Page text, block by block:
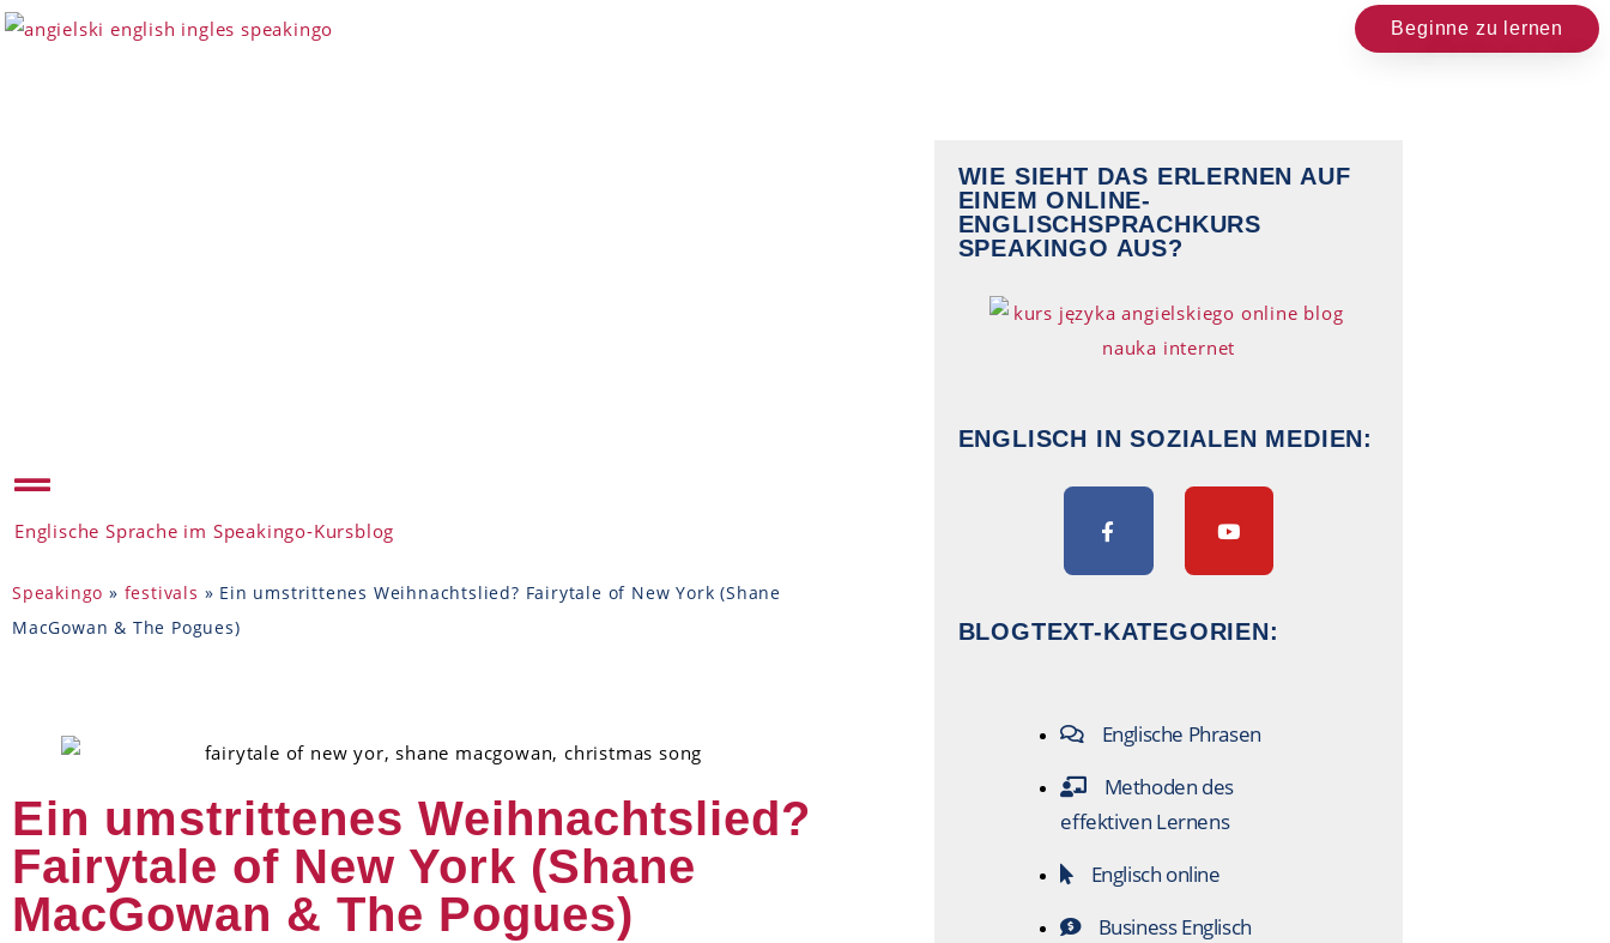
Beginne zu lernen
Englische Sprache im Speakingo-Kursblog
Speakingo » festivals » Ein umstrittenes Weihnachtslied? Fairytale of New York (Shane
MacGowan & The Pogues)
Ein umstrittenes Weihnachtslied?
Fairytale of New York (Shane
MacGowan & The Pogues)
WIE SIEHT DAS ERLERNEN AUF
EINEM ONLINE-
ENGLISCHSPRACHKURS
SPEAKINGO AUS?
ENGLISCH IN SOZIALEN MEDIEN:
BLOGTEXT-KATEGORIEN:
Englische Phrasen
Methoden des
effektiven Lernens
Englisch online
Business Englisch